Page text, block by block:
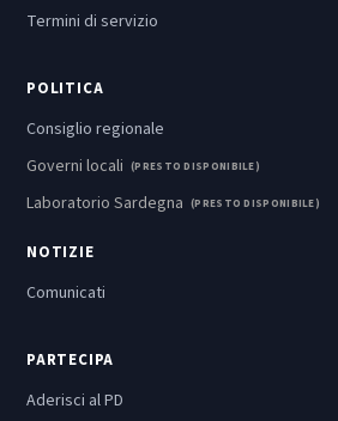
Termini di servizio
POLITICA
Consiglio regionale
Governi locali (PRESTO DISPONIBILE)
Laboratorio Sardegna (PRESTO DISPONIBILE)
NOTIZIE
Comunicati
PARTECIPA
Aderisci al PD